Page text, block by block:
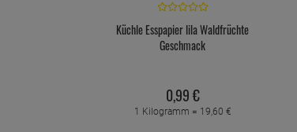
Küchle Esspapier lila Waldfrüchte
Geschmack
0,99€
1 Kilogramm = 19,60 €